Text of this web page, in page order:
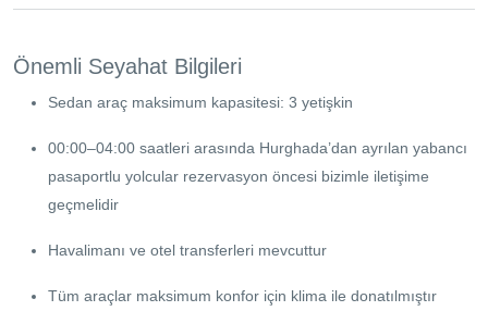
Önemli Seyahat Bilgileri
Sedan araç maksimum kapasitesi: 3 yetişkin
00:00–04:00 saatleri arasında Hurghada’dan ayrılan yabancı
pasaportlu yolcular rezervasyon öncesi bizimle iletişime
geçmelidir
Havalimanı ve otel transferleri mevcuttur
Tüm araçlar maksimum konfor için klima ile donatılmıştır